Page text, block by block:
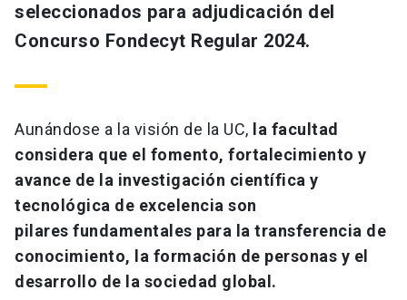
seleccionados para adjudicación del
Concurso Fondecyt Regular 2024.
Aunándose a la visión de la UC, la facultad
considera que el fomento, fortalecimiento y
avance de la investigación científica y
tecnológica de excelencia son
pilares fundamentales para la transferencia de
conocimiento, la formación de personas y el
desarrollo de la sociedad global.